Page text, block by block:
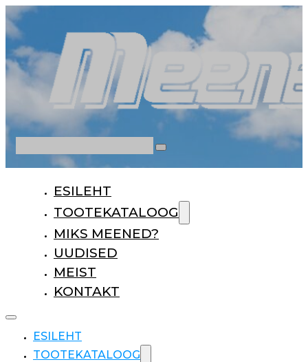
ESILEHT
TOOTEKATALOOG
MIKS MEENED?
UUDISED
MEIST
KONTAKT
ESILEHT
TOOTEKATALOOG